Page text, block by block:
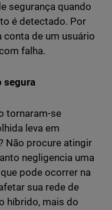
segurança quando
é detectado. Por
conta de um usuário
falha.
segura
tornaram-se
leva em
Não procure atingir
negligencia uma
pode ocorrer na
sua rede de
híbrido, mais do